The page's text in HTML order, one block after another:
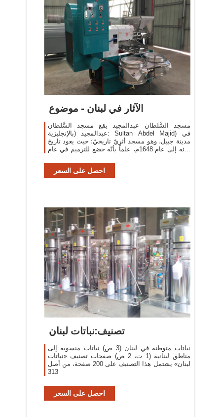
الآثار في لبنان - موضوع
مسجد السُّلطان عبدالمجيد يقع مسجد السُّلطان
عبدالمجيد (بالإنجليزية: Sultan Abdel Majid) في
مدينة جبيل، وهو مسجد أثريّ تاريخيّ؛ حيث يعود تاريخ
بنائه إلى عام 1648م، علماً بأنّه خضع للترميم في عام
احصل على السعر
تصنيف:نباتات لبنان
نباتات متوطنة في لبنان‏ (3 ص) نباتات منسوبة إلى
مناطق لبنانية‏ (1 ت، 2 ص) صفحات تصنيف «نباتات
لبنان» يشتمل هذا التصنيف على 200 صفحة، من أصل
313
احصل على السعر